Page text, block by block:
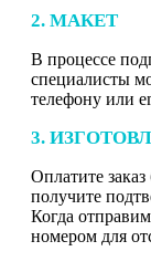
2. МАКЕТ
В процессе
специалисты
телефону или
3.
Оплатите
получите
Когда
номером для